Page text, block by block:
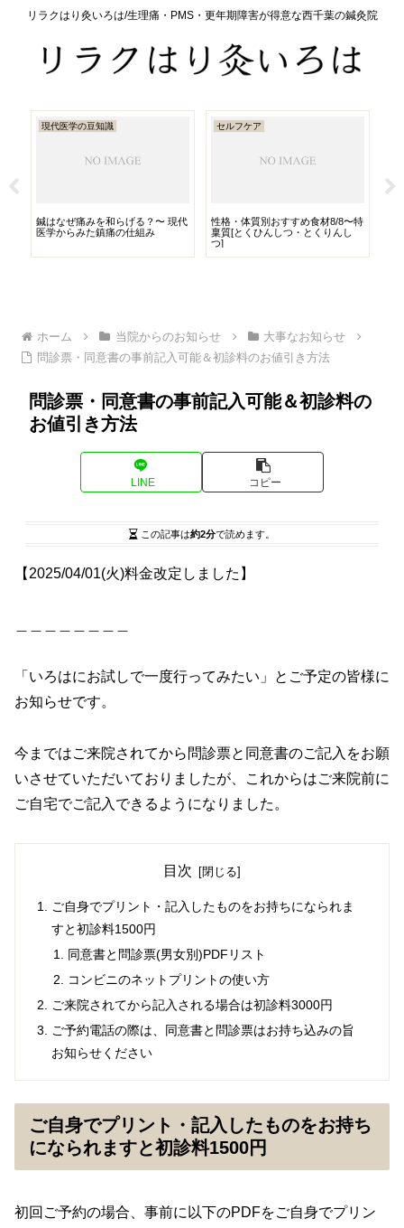
リラクはり灸いろは/生理痛・PMS・更年期障害が得意な西千葉の鍼灸院
現代医学の豆知識
鍼はなぜ痛みを和らげる？〜 現代
医学からみた鎮痛の仕組み
セルフケア
性格・体質別おすすめ食材8/8〜特
稟質[とくひんしつ・とくりんし
つ]
ホーム 当院からのお知らせ
大事なお知らせ
問診票・同意書の事前記入可能＆初診料のお値引き方法
問診票・同意書の事前記入可能＆初診料の
お値引き方法
LINE コピー
この記事は約2分で読めます。
【2025/04/01(火)料金改定しました】
「いろはにお試しで一度行ってみたい」とご予定の皆様に
お知らせです。
今まではご来院されてから問診票と同意書のご記入をお願
いさせていただいておりましたが、これからはご来院前に
ご自宅でご記入できるようになりました。
目次
ご自身でプリント・記入したものをお持ちになられま
すと初診料1500円
同意書と問診票(男女別)PDFリスト
コンビニのネットプリントの使い方
ご来院されてから記入される場合は初診料3000円
ご予約電話の際は、同意書と問診票はお持ち込みの旨
お知らせください
ご自身でプリント・記入したものをお持ち
になられますと初診料1500円
初回ご予約の場合、事前に以下のPDFをご自身でプリン